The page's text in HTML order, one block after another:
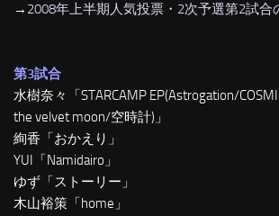
→ 2008年上半期人気投票・2次予選第2試合
第3試合
水樹奈々「STARCAMP EP(Astrogation/
the velvet moon/空時計)」
絢香「おかえり」
YUI「Namidairo」
ゆず「ストーリー」
木山裕策「home」